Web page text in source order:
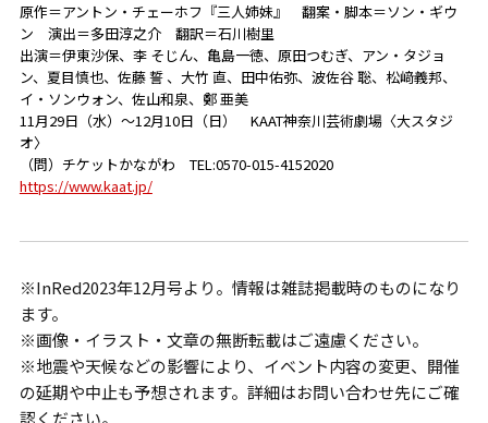
原作＝アントン・チェーホフ『三人姉妹』 翻案・脚本＝ソン・ギウ
ン 演出＝多田淳之介 翻訳＝石川樹里
出演＝伊東沙保、李 そじん、亀島一徳、原田つむぎ、アン・タジョ
ン、夏目慎也、佐藤 誓 、大竹 直、田中佑弥、波佐谷 聡、松﨑義邦、
イ・ソンウォン、佐山和泉、鄭 亜美
11月29日（水）～12月10日（日） KAAT神奈川芸術劇場〈大スタジ
オ〉
（問）チケットかながわ TEL:0570-015-4152020
https://www.kaat.jp/
※InRed2023年12月号より。情報は雑誌掲載時のものになり
ます。
※画像・イラスト・文章の無断転載はご遠慮ください。
※地震や天候などの影響により、イベント内容の変更、開催
の延期や中止も予想されます。詳細はお問い合わせ先にご確
認ください。